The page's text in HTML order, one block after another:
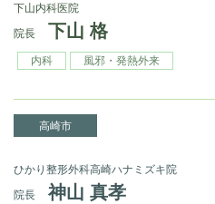
下山内科医院
院長
下山 格
内科 風邪・発熱外来
高崎市
ひかり整形外科高崎ハナミズキ院
院長
神山 真孝